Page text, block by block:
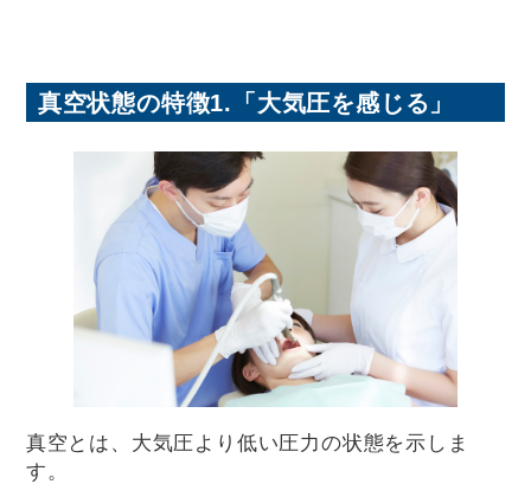
真空状態の特徴1.「大気圧を感じる」
真空とは、大気圧より低い圧力の状態を示しま
す。